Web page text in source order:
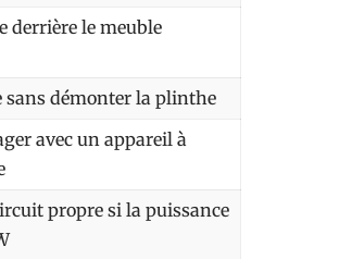
derrière le meuble
sans démonter la plinthe
avec un appareil à
propre si la puissance